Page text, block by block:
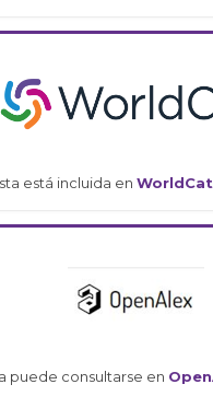
está incluida en WorldCat
puede consultarse en